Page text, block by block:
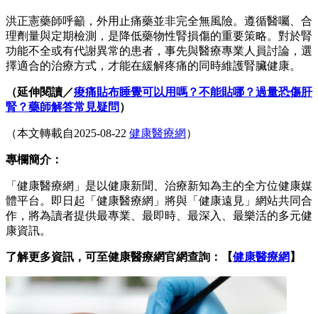
洪正憲藥師呼籲，外用止痛藥並非完全無風險。遵循醫囑、合
理劑量與定期檢測，是降低藥物性腎損傷的重要策略。對於腎
功能不全或有代謝異常的患者，事先與醫療專業人員討論，選
擇適合的治療方式，才能在緩解疼痛的同時維護腎臟健康。
（延伸閱讀／痠痛貼布睡覺可以用嗎？不能貼哪？過量恐傷肝
腎？藥師解答常見疑問 ）
（本文轉載自2025-08-22 健康醫療網 ）
專欄簡介：
「健康醫療網」是以健康新聞、治療新知為主的全方位健康媒
體平台。即日起「健康醫療網」將與「健康遠見」網站共同合
作，將為讀者提供最專業、最即時、最深入、最樂活的多元健
康資訊。
了解更多資訊，可至健康醫療網官網查詢：【健康醫療網 】